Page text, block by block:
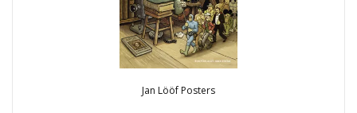
Jan Lööf Posters